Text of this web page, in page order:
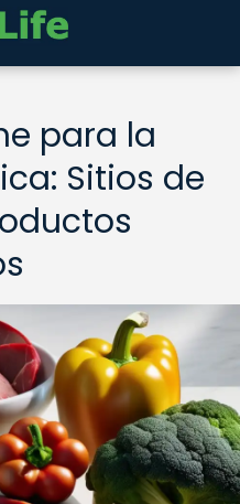
para la
Sitios de